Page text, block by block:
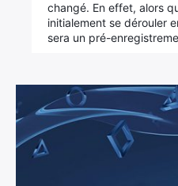
changé. En effet, alors
initialement se dérouler
sera un pré-